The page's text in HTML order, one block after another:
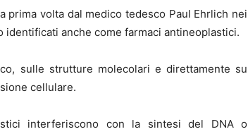
prima volta dal medico tedesco Paul Ehrlich nei
anche come farmaci antineoplastici.
sulle strutture molecolari e direttamente su
cellulare.
interferiscono con la sintesi del DNA o